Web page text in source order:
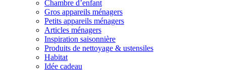
Chambre d’enfant
Gros appareils ménagers
Petits appareils ménagers
Articles ménagers
Inspiration saisonnière
Produits de nettoyage & ustensiles
Habitat
Idée cadeau